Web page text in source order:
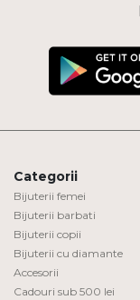
Categorii
Bijuterii femei
Bijuterii barbati
Bijuterii copii
Bijuterii cu diamante
Accesorii
Cadouri sub 500 lei